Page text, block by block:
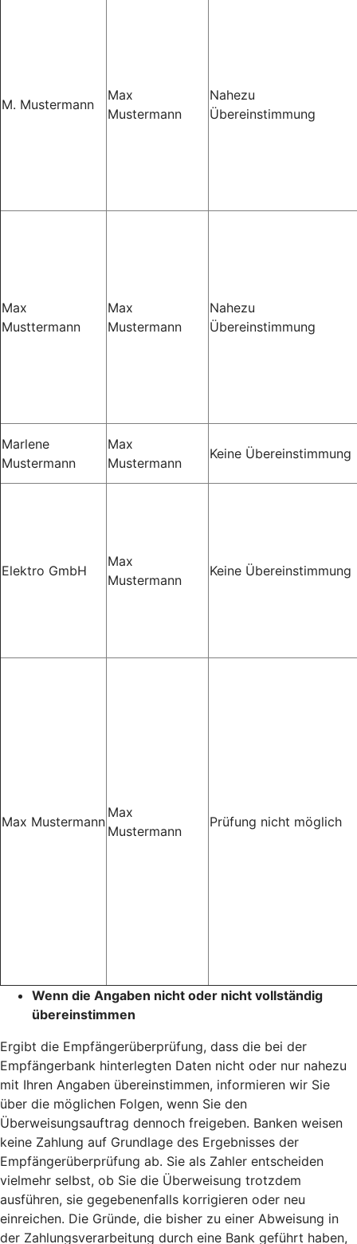
M. Mustermann
Max
Mustermann
Nahezu
Übereinstimmung
Max
Musttermann
Max
Mustermann
Nahezu
Übereinstimmung
Marlene
Mustermann
Max
Mustermann
Keine Übereinstimmung
Elektro GmbH
Max
Mustermann
Keine Übereinstimmung
Max Mustermann
Max
Mustermann
Prüfung nicht möglich
Wenn die Angaben nicht oder nicht vollständig
übereinstimmen
Ergibt die Empfängerüberprüfung, dass die bei der
Empfängerbank hinterlegten Daten nicht oder nur nahezu
mit Ihren Angaben übereinstimmen, informieren wir Sie
über die möglichen Folgen, wenn Sie den
Überweisungsauftrag dennoch freigeben. Banken weisen
keine Zahlung auf Grundlage des Ergebnisses der
Empfängerüberprüfung ab. Sie als Zahler entscheiden
vielmehr selbst, ob Sie die Überweisung trotzdem
ausführen, sie gegebenenfalls korrigieren oder neu
einreichen. Die Gründe, die bisher zu einer Abweisung in
der Zahlungsverarbeitung durch eine Bank geführt haben,